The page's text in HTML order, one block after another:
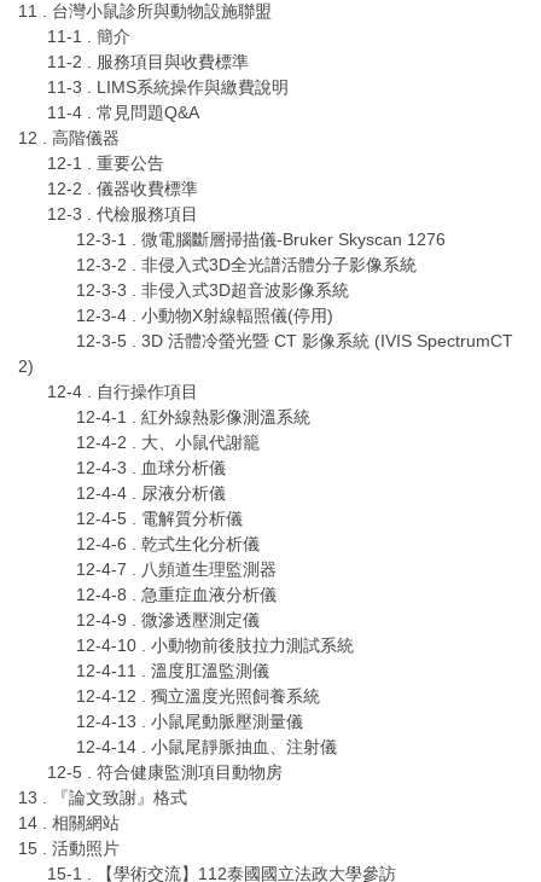
11 . 台灣小鼠診所與動物設施聯盟
11-1 . 簡介
11-2 . 服務項目與收費標準
11-3 . LIMS系統操作與繳費說明
11-4 . 常見問題Q&A
12 . 高階儀器
12-1 . 重要公告
12-2 . 儀器收費標準
12-3 . 代檢服務項目
12-3-1 . 微電腦斷層掃描儀-Bruker Skyscan 1276
12-3-2 . 非侵入式3D全光譜活體分子影像系統
12-3-3 . 非侵入式3D超音波影像系統
12-3-4 . 小動物X射線輻照儀(停用)
12-3-5 . 3D 活體冷螢光暨 CT 影像系統 (IVIS SpectrumCT
2)
12-4 . 自行操作項目
12-4-1 . 紅外線熱影像測溫系統
12-4-2 . 大、小鼠代謝籠
12-4-3 . 血球分析儀
12-4-4 . 尿液分析儀
12-4-5 . 電解質分析儀
12-4-6 . 乾式生化分析儀
12-4-7 . 八頻道生理監測器
12-4-8 . 急重症血液分析儀
12-4-9 . 微滲透壓測定儀
12-4-10 . 小動物前後肢拉力測試系統
12-4-11 . 溫度肛溫監測儀
12-4-12 . 獨立溫度光照飼養系統
12-4-13 . 小鼠尾動脈壓測量儀
12-4-14 . 小鼠尾靜脈抽血、注射儀
12-5 . 符合健康監測項目動物房
13 . 『論文致謝』格式
14 . 相關網站
15 . 活動照片
15-1 . 【學術交流】112泰國國立法政大學參訪